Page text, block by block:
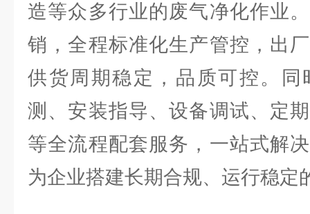
造等众多行业的废气净化作业
销，全程标准化生产管控，出
供货周期稳定，品质可控。同
测、安装指导、设备调试、定
等全流程配套服务，一站式解
为企业搭建长期合规、运行稳定